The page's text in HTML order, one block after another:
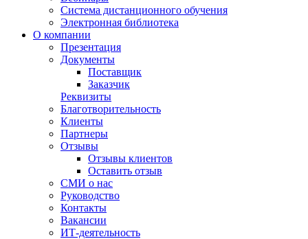
Система дистанционного обучения
Электронная библиотека
О компании
Презентация
Документы
Поставщик
Заказчик
Реквизиты
Благотворительность
Клиенты
Партнеры
Отзывы
Отзывы клиентов
Оставить отзыв
СМИ о нас
Руководство
Контакты
Вакансии
ИТ-деятельность